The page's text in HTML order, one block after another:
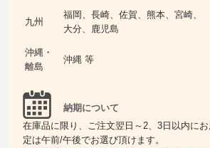
九州
福岡、長崎、佐賀、熊本、宮崎、
大分、鹿児島
沖縄・
離島
沖縄 等
納期について
在庫品に限り、ご注文翌日～2、3日以内に
定は午前/午後でお選び頂けます。